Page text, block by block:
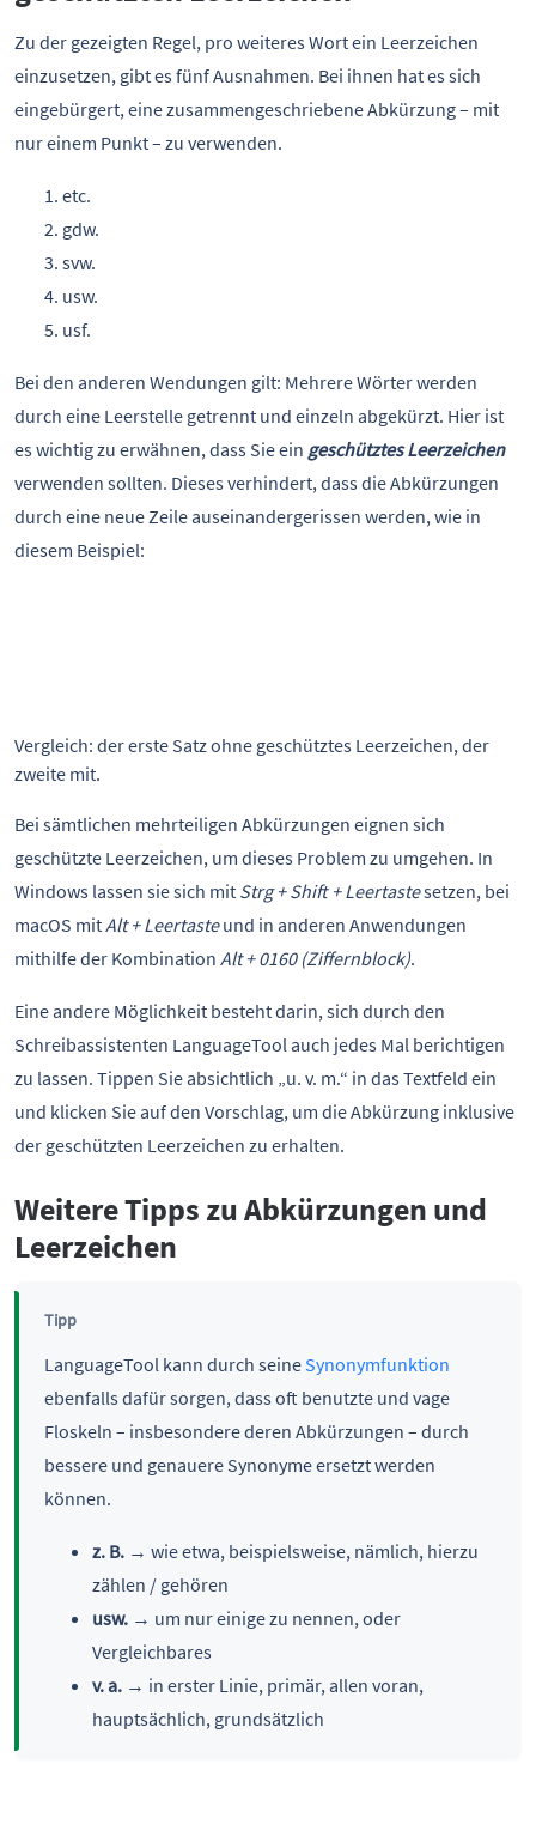
Zu der gezeigten Regel, pro weiteres Wort ein Leerzeichen
einzusetzen, gibt es fünf Ausnahmen. Bei ihnen hat es sich
eingebürgert, eine zusammengeschriebene Abkürzung – mit
nur einem Punkt – zu verwenden.
etc.
gdw.
svw.
usw.
usf.
Bei den anderen Wendungen gilt: Mehrere Wörter werden
durch eine Leerstelle getrennt und einzeln abgekürzt. Hier ist
es wichtig zu erwähnen, dass Sie ein geschütztes Leerzeichen
verwenden sollten. Dieses verhindert, dass die Abkürzungen
durch eine neue Zeile auseinandergerissen werden, wie in
diesem Beispiel:
Vergleich: der erste Satz ohne geschütztes Leerzeichen, der
zweite mit.
Bei sämtlichen mehrteiligen Abkürzungen eignen sich
geschützte Leerzeichen, um dieses Problem zu umgehen. In
Windows lassen sie sich mit Strg + Shift + Leertastesetzen, bei
macOS mitAlt + Leertasteund in anderen Anwendungen
mithilfe der Kombination Alt + 0160 (Ziffernblock).
Eine andere Möglichkeit besteht darin, sich durch den
Schreibassistenten LanguageTool auch jedes Mal berichtigen
zu lassen. Tippen Sie absichtlich „u. v. m.“ in das Textfeld ein
und klicken Sie auf den Vorschlag, um die Abkürzung inklusive
der geschützten Leerzeichen zu erhalten.
Weitere Tipps zu Abkürzungen und
Leerzeichen
Tipp
LanguageTool kann durch seine Synonymfunktion
ebenfalls dafür sorgen, dass oft benutzte und vage
Floskeln – insbesondere deren Abkürzungen – durch
bessere und genauere Synonyme ersetzt werden
können.
z. B.→ wie etwa, beispielsweise, nämlich, hierzu
zählen / gehören
usw.→ um nur einige zu nennen, oder
Vergleichbares
v. a.→ in erster Linie, primär, allen voran,
hauptsächlich, grundsätzlich